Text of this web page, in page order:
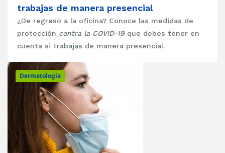
trabajas de manera presencial
¿De regreso a la oficina? Conoce las medidas de
protección contra la COVID-19 que debes tener en
cuenta si trabajas de manera presencial.
Dermatología